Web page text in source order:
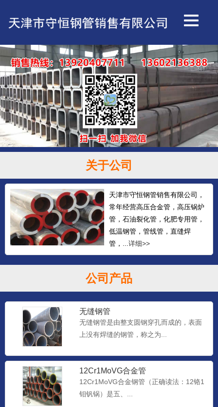
关于公司
天津市守恒钢管销售有限公司，
常年经营高压合金管，高压锅炉
管，石油裂化管，化肥专用管，
低温钢管，管线管，直缝焊
管，...详细>>
公司产品
无缝钢管
无缝钢管是由整支圆钢穿孔而成的，表面
上没有焊缝的钢管，称之为...
12Cr1MoVG合金管
12Cr1MoVG合金钢管（正确读法：12铬1
钼钒锅）是五、...